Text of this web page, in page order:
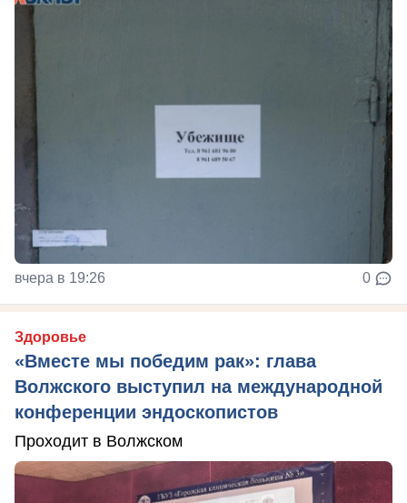
вчера в 19:26 0
Здоровье
«Вместе мы победим рак»: глава
Волжского выступил на международной
конференции эндоскопистов
Проходит в Волжском